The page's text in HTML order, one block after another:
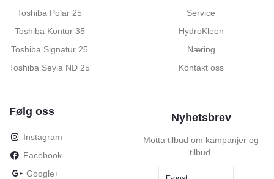
Toshiba Polar 25
Toshiba Kontur 35
Toshiba Signatur 25
Toshiba Seyia ND 25
Service
HydroKleen
Næring
Kontakt oss
Følg oss
Instagram
Facebook
Google+
Nyhetsbrev
Motta tilbud om kampanjer og
tilbud.